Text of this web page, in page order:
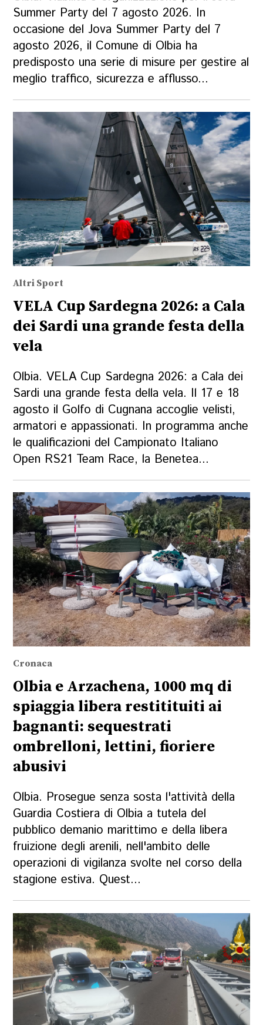
Summer Party del 7 agosto 2026. In
occasione del Jova Summer Party del 7
agosto 2026, il Comune di Olbia ha
predisposto una serie di misure per gestire al
meglio traffico, sicurezza e afflusso...
Altri Sport
VELA Cup Sardegna 2026: a Cala
dei Sardi una grande festa della
vela
Olbia. VELA Cup Sardegna 2026: a Cala dei
Sardi una grande festa della vela. Il 17 e 18
agosto il Golfo di Cugnana accoglie velisti,
armatori e appassionati. In programma anche
le qualificazioni del Campionato Italiano
Open RS21 Team Race, la Benetea...
Cronaca
Olbia e Arzachena, 1000 mq di
spiaggia libera restitituiti ai
bagnanti: sequestrati
ombrelloni, lettini, fioriere
abusivi
Olbia. Prosegue senza sosta l'attività della
Guardia Costiera di Olbia a tutela del
pubblico demanio marittimo e della libera
fruizione degli arenili, nell'ambito delle
operazioni di vigilanza svolte nel corso della
stagione estiva. Quest...